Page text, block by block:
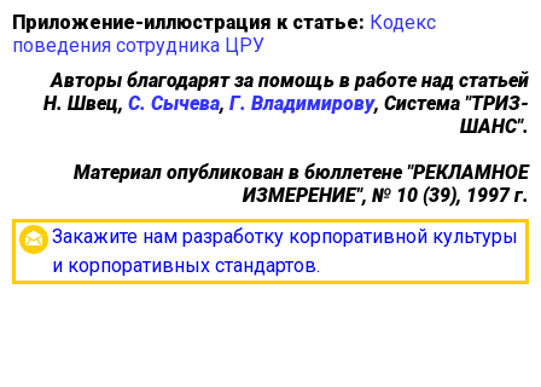
Приложение-иллюстрация к статье: Кодекс
поведения сотрудника ЦРУ
Авторы благодарят за помощь в работе над статьей
Н. Швец, С. Сычева, Г. Владимирову, Система "ТРИЗ-
ШАНС".
Материал опубликован в бюллетене "РЕКЛАМНОЕ
ИЗМЕРЕНИЕ", № 10 (39), 1997 г.
Закажите нам разработку корпоративной культуры
и корпоративных стандартов.